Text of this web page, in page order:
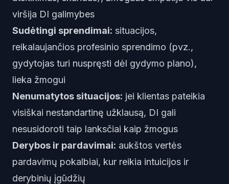
viršija DI galimybes
Sudėtingi sprendimai: situacijos,
reikalaujančios profesinio sprendimo (pvz.,
gydytojas turi nuspręsti dėl gydymo plano),
lieka žmogui
Nenumatytos situacijos: jei klientas pateikia
visiškai nestandartinę užklausą, DI gali
nesusidoroti taip lanksčiai kaip žmogus
Derybos ir pardavimai: aukštos vertės
pardavimų pokalbiai, kur reikia intuicijos ir
derybinių įgūdžių